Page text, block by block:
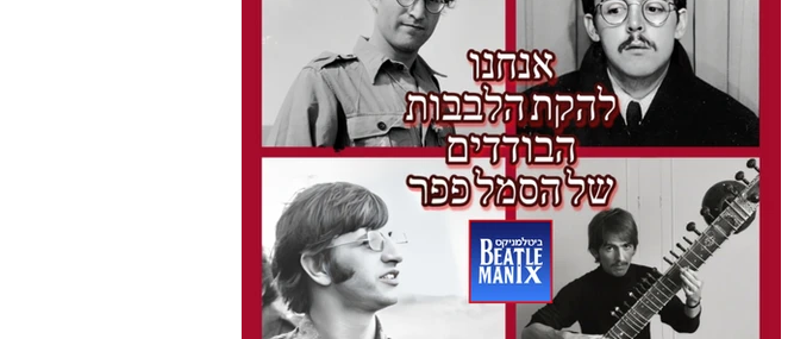
The Beatles - White Album
Yellow Submarine
קאברים סרטים טלוויזיה רדיו